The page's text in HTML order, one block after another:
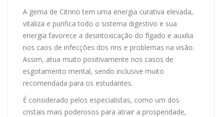
A gema de Citrino tem uma energia curativa elevada,
vitaliza e purifica todo o sistema digestivo e sua
energia favorece a desintoxicação do fígado e auxilia
nos caos de infecções dos rins e problemas na visão.
Assim, atua muito positivamente nos casos de
esgotamento mental, sendo inclusive muito
recomendada para os estudantes.
É considerado pelos especialistas, como um dos
cristais mais poderosos para atrair a prosperidade,